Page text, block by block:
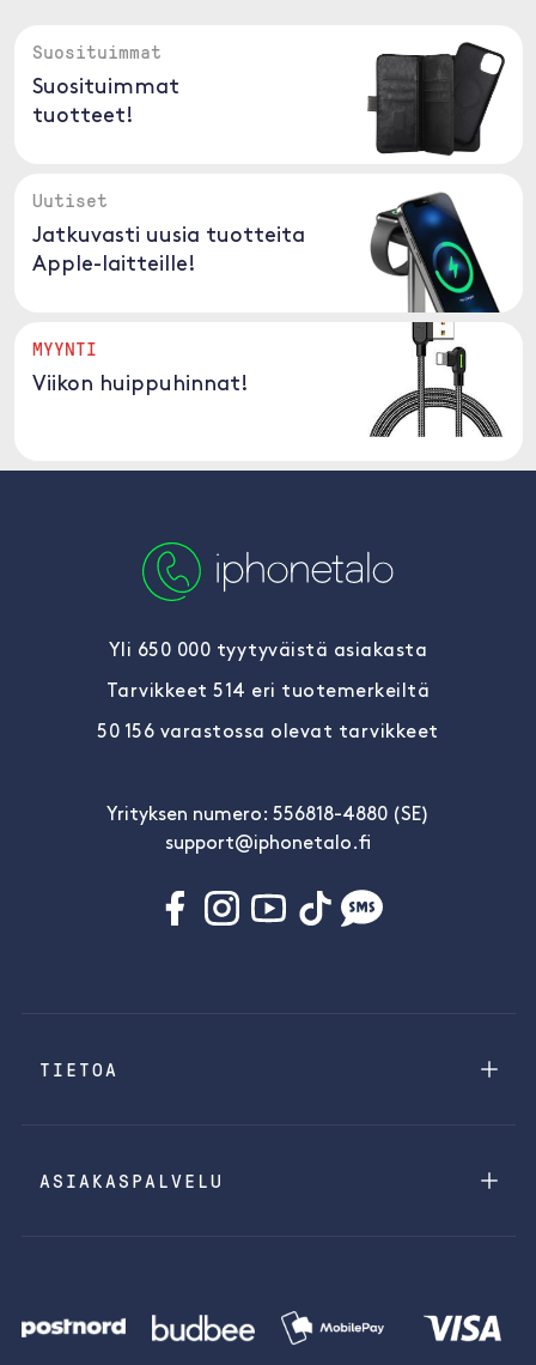
Suosituimmat
Suosituimmat
tuotteet!
Uutiset
Jatkuvasti uusia tuotteita
Apple-laitteille!
MYYNTI
Viikon huippuhinnat!
Yli 650 000 tyytyväistä asiakasta
Tarvikkeet 514 eri tuotemerkeiltä
50 156 varastossa olevat tarvikkeet
Yrityksen numero: 556818-4880 (SE)
support@iphonetalo.fi
TIETOA
ASIAKASPALVELU